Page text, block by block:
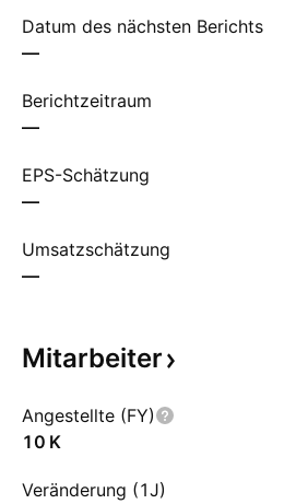
Datum des nächsten Berichts
—
Berichtzeitraum
—
EPS-Schätzung
—
Umsatzschätzung
—
Mitarbeiter
Angestellte (FY)
‪10 K‬
Veränderung (1J)